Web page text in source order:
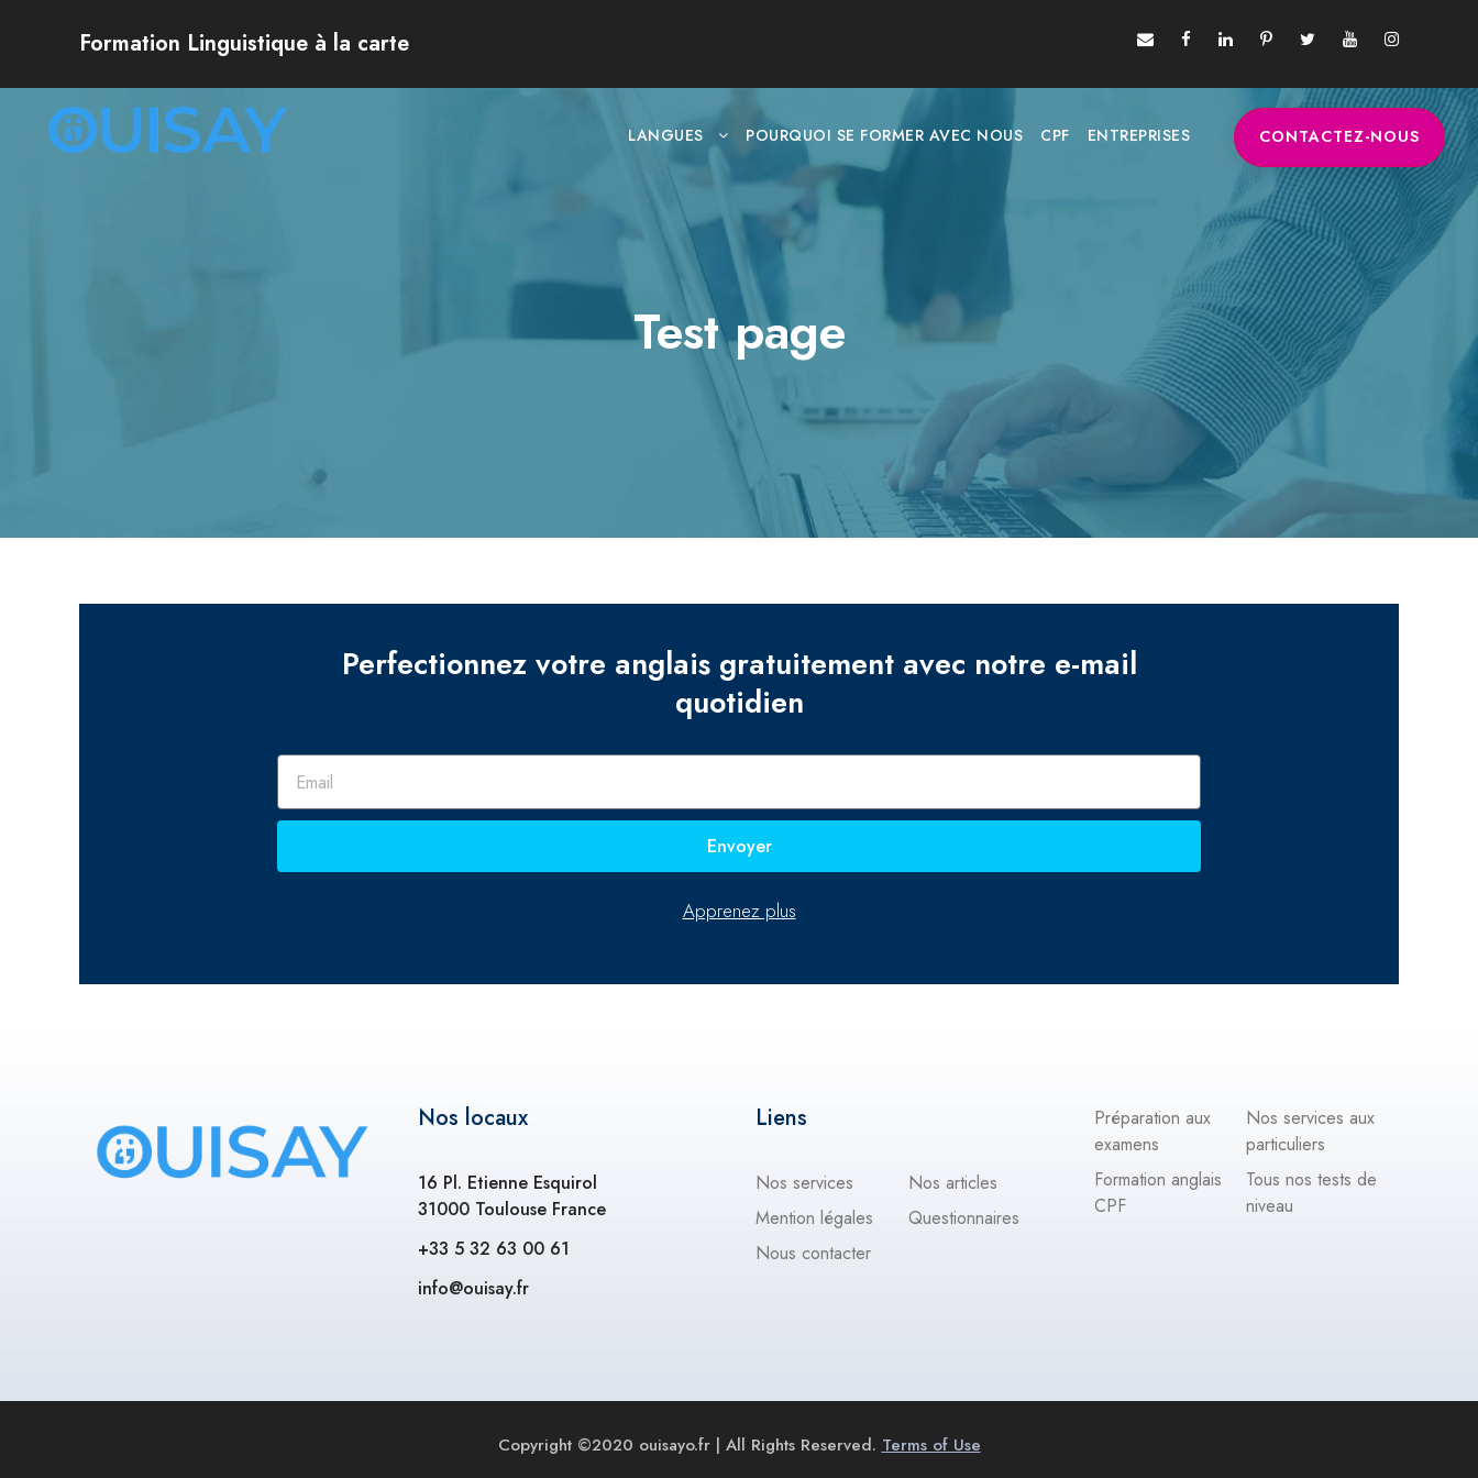
Formation Linguistique à la carte
LANGUES POURQUOI SE FORMER AVEC NOUS CPF ENTREPRISES CONTACTEZ-NOUS
Test page
Perfectionnez votre anglais gratuitement avec notre e-mail
quotidien
Envoyer
Apprenez plus
Nos locaux
16 Pl. Etienne Esquirol
31000 Toulouse France
+33 5 32 63 00 61
info@ouisay.fr
Liens
Nos services
Nos articles
Mention légales
Questionnaires
Nous contacter
Préparation aux
examens
Nos services aux
particuliers
Formation anglais
CPF
Tous nos tests de
niveau
Copyright ©2020 ouisayo.fr | All Rights Reserved. Terms of Use